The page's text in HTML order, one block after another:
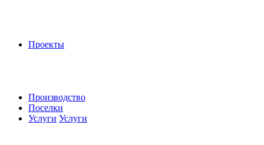
Проекты
Производство
Поселки
Услуги Услуги